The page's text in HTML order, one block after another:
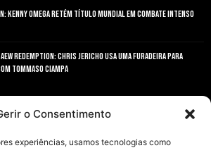
o Consentimento
experiências, usamos tecnologias como
KENNY OMEGA RETÉM TÍTULO MUNDIAL EM COMBATE INTENSO
REDEMPTION: CHRIS JERICHO USA UMA FURADEIRA PARA
TOMMASO CIAMPA
CONQUISTA O TÍTULO NACIONAL DA AEW EM GRANDE ESTILO